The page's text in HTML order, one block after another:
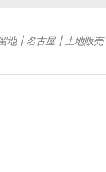
地┃名古屋┃土地販売